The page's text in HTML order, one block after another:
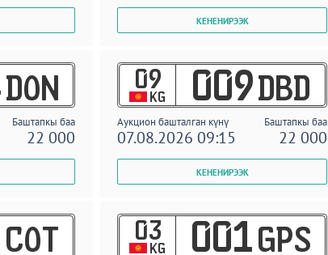
DON
Баштапкы баа
22 000
09
KG 009 DBD
Аукцион башталган күнү Баштапкы баа
07.08.2026 09:15 22 000
COT 03
KG 001 GPS